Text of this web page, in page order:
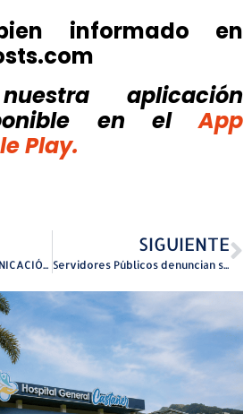
informado en
aplicación
en el
App
Play.
ESTUDIANTES DE COMUNICACIÓN DE LA UPRH CELEBRAN EL 18VO FESTIVAL DE IMAGEN Y SONIDO
SIGUIENTE
Servidores Públicos denuncian salarios excesivos del gabinete de Jenniffer González